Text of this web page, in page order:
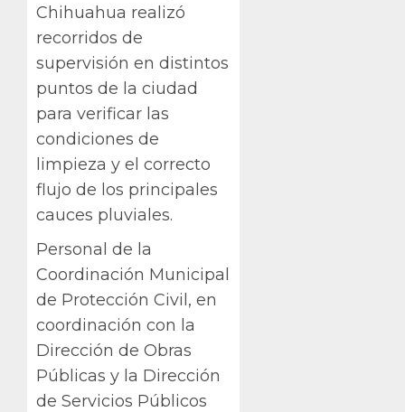
Chihuahua realizó
recorridos de
supervisión en distintos
puntos de la ciudad
para verificar las
condiciones de
limpieza y el correcto
flujo de los principales
cauces pluviales.
Personal de la
Coordinación Municipal
de Protección Civil, en
coordinación con la
Dirección de Obras
Públicas y la Dirección
de Servicios Públicos